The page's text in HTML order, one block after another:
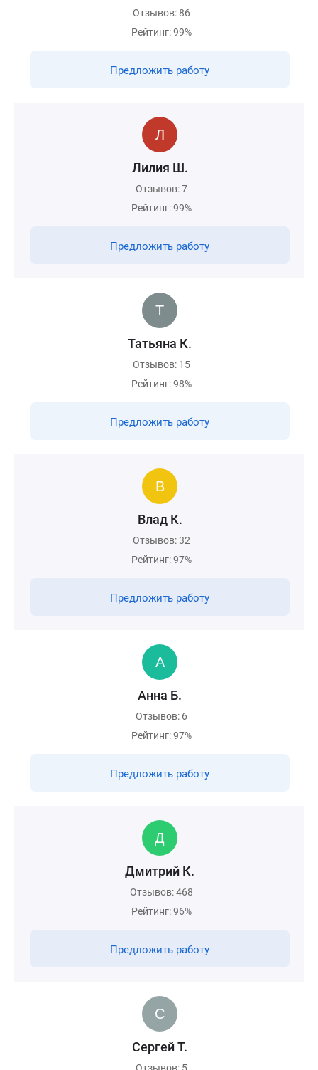
Отзывов: 86
Рейтинг: 99%
Предложить работу
Лилия Ш.
Отзывов: 7
Рейтинг: 99%
Предложить работу
Татьяна К.
Отзывов: 15
Рейтинг: 98%
Предложить работу
Влад К.
Отзывов: 32
Рейтинг: 97%
Предложить работу
Анна Б.
Отзывов: 6
Рейтинг: 97%
Предложить работу
Дмитрий К.
Отзывов: 468
Рейтинг: 96%
Предложить работу
Сергей Т.